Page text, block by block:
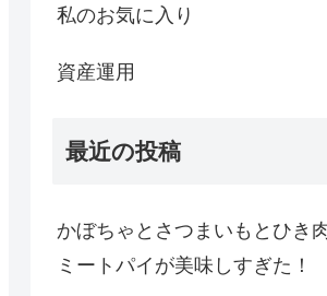
私のお気に入り
資産運用
最近の投稿
かぼちゃとさつまいもとひき
ミートパイが美味しすぎた！